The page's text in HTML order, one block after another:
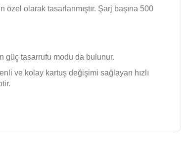
olarak tasarlanmıştır. Şarj başına 500
güç tasarrufu modu da bulunur.
ve kolay kartuş değişimi sağlayan hızlı